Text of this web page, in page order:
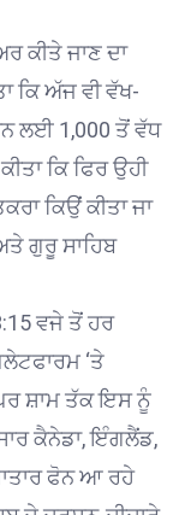
ਕੀਤੇ ਜਾਣ ਦਾ
ਕਿ ਅੱਜ ਵੀ ਵੱਖ-
ਲਈ 1,000 ਤੋਂ ਵੱਧ
ਕਿ ਫਿਰ ਉਹੀ
ਕਿਉਂ ਕੀਤਾ ਜਾ
ਗੁਰੂ ਸਾਹਿਬ
ਵਜੇ ਤੋਂ ਹਰ
‘ਤੇ
ਸ਼ਾਮ ਤੱਕ ਇਸ ਨੂੰ
ਕੈਨੇਡਾ, ਇੰਗਲੈਂਡ,
ਫੋਨ ਆ ਰਹੇ